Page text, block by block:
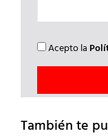
Acepto la
También te